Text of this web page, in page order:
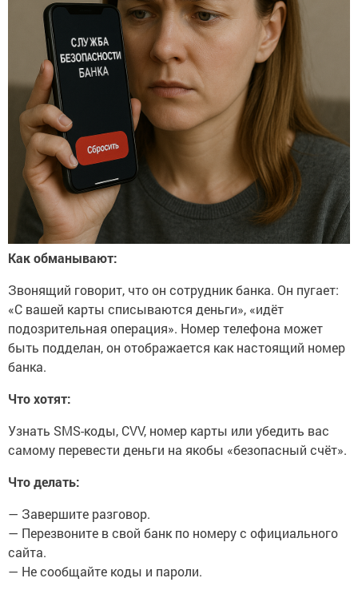
Как обманывают:
Звонящий говорит, что он сотрудник банка. Он пугает:
«С вашей карты списываются деньги», «идёт
подозрительная операция». Номер телефона может
быть подделан, он отображается как настоящий номер
банка.
Что хотят:
Узнать SMS-коды, CVV, номер карты или убедить вас
самому перевести деньги на якобы «безопасный счёт».
Что делать:
— Завершите разговор.
— Перезвоните в свой банк по номеру с официального
сайта.
— Не сообщайте коды и пароли.